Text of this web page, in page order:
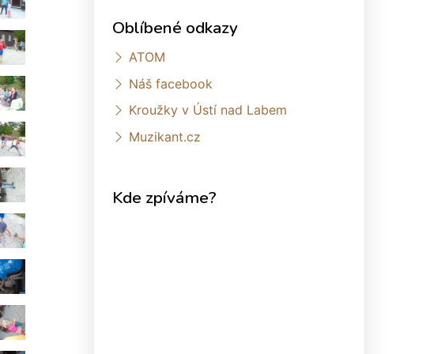
Oblíbené odkazy
ATOM
Náš facebook
Kroužky v Ústí nad Labem
Muzikant.cz
Kde zpíváme?